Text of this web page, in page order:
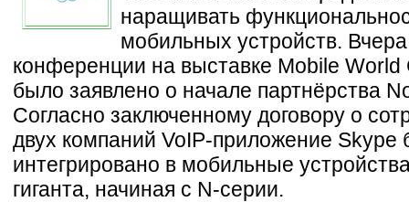
наращивать
мобильных устройств.
конференции на выставке Mobile World
было заявлено о начале партнёрства
Согласно заключенному договору о
двух компаний VoIP-приложение Skype
интегрировано в мобильные
гиганта, начиная с N-серии.